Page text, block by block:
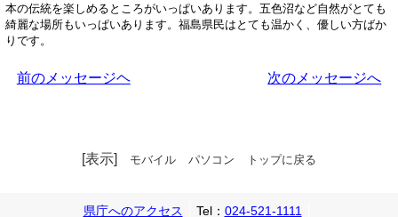
本の伝統を楽しめるところがいっぱいあります。五色沼など自然がとても
綺麗な場所もいっぱいあります。福島県民はとても温かく、優しい方ばか
りです。
前のメッセージヘ 次のメッセージへ
[表示] モバイル パソコン トップに戻る
県庁へのアクセス Tel： 024-521-1111